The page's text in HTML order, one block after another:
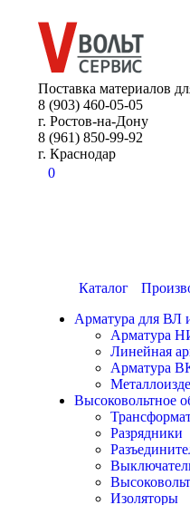
Поставка материалов
8 (903) 460-05-05
г. Ростов-на-Дону
8 (961) 850-99-92
г. Краснодар
0
Каталог
Арматура для
Арматура
Линейная
Арматура
Высоковольтное
Разрядники
Изоляторы